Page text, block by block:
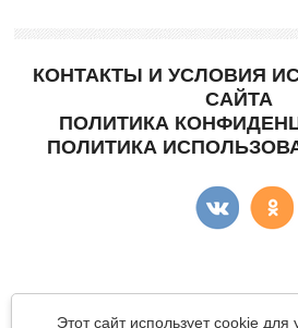
КОНТАКТЫ И УСЛОВИЯ
САЙТА
ПОЛИТИКА
ПОЛИТИКА
Copyright © "КартоФан"-
Этот сайт использует cookie для